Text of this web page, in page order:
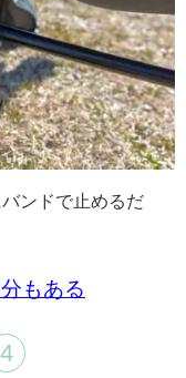
ンドで止めるだ
もある
4